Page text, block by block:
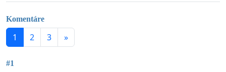
Komentáre
1 2 3 »
#1